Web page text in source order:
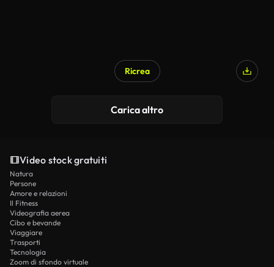
Ricrea
Carica altro
Video stock gratuiti
Natura
Persone
Amore e relazioni
Il Fitness
Videografia aerea
Cibo e bevande
Viaggiare
Trasporti
Tecnologia
Zoom di sfondo virtuale